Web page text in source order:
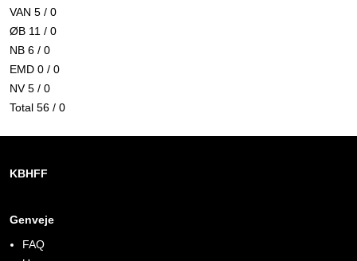
VAN 5 / 0
ØB 11 / 0
NB 6 / 0
EMD 0 / 0
NV 5 / 0
Total 56 / 0
KBHFF
Genveje
FAQ